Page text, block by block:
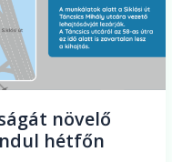
növelő
hétfőn